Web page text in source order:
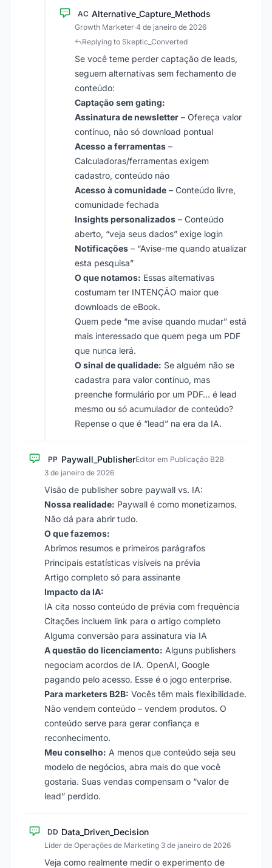
AC Alternative_Capture_Methods
Growth Marketer·4 de janeiro de 2026
Replying to Skeptic_Converted
Se você teme perder captação de leads,
seguem alternativas sem fechamento de
conteúdo:
Captação sem gating:
Assinatura de newsletter – Ofereça valor
contínuo, não só download pontual
Acesso a ferramentas –
Calculadoras/ferramentas exigem
cadastro, conteúdo não
Acesso à comunidade – Conteúdo livre,
comunidade fechada
Insights personalizados – Conteúdo
aberto, “veja seus dados” exige login
Notificações – “Avise-me quando atualizar
esta pesquisa”
O que notamos: Essas alternativas
costumam ter INTENÇÃO maior que
downloads de eBook.
Quem pede “me avise quando mudar” está
mais interessado que quem pega um PDF
que nunca lerá.
O sinal de qualidade: Se alguém não se
cadastra para valor contínuo, mas
preenche formulário por um PDF… é lead
mesmo ou só acumulador de conteúdo?
Repense o que é “lead” na era da IA.
PP Paywall_PublisherEditor em Publicação B2B·
3 de janeiro de 2026
Visão de publisher sobre paywall vs. IA:
Nossa realidade: Paywall é como monetizamos.
Não dá para abrir tudo.
O que fazemos:
Abrimos resumos e primeiros parágrafos
Principais estatísticas visíveis na prévia
Artigo completo só para assinante
Impacto da IA:
IA cita nosso conteúdo de prévia com frequência
Citações incluem link para o artigo completo
Alguma conversão para assinatura via IA
A questão do licenciamento: Alguns publishers
negociam acordos de IA. OpenAI, Google
pagando pelo acesso. Esse é o jogo enterprise.
Para marketers B2B: Vocês têm mais flexibilidade.
Não vendem conteúdo – vendem produtos. O
conteúdo serve para gerar confiança e
reconhecimento.
Meu conselho: A menos que conteúdo seja seu
modelo de negócios, abra mais do que você
gostaria. Suas vendas compensam o “valor de
lead” perdido.
DD Data_Driven_Decision
Líder de Operações de Marketing·3 de janeiro de 2026
Veja como realmente medir o experimento de